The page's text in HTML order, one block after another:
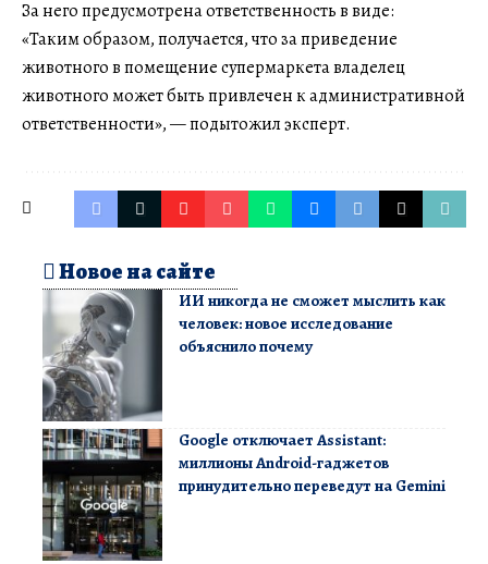
За него предусмотрена ответственность в виде:
«Таким образом, получается, что за приведение
животного в помещение супермаркета владелец
животного может быть привлечен к административной
ответственности», — подытожил эксперт.
Новое на сайте
ИИ никогда не сможет мыслить как
человек: новое исследование
объяснило почему
Google отключает Assistant:
миллионы Android-гаджетов
принудительно переведут на Gemini